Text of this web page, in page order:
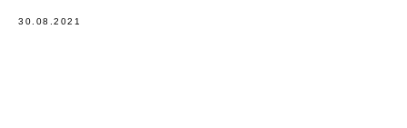
30.08.2021